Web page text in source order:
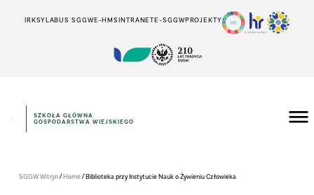
IRKSYLABUS SGGWE-HMSINTRANETE-SGGWPROJEKTY
SZKOŁA GŁÓWNA
GOSPODARSTWA WIEJSKIEGO
SGGW Witryn/Home/Biblioteka przy Instytucie Nauk o Żywieniu Człowieka